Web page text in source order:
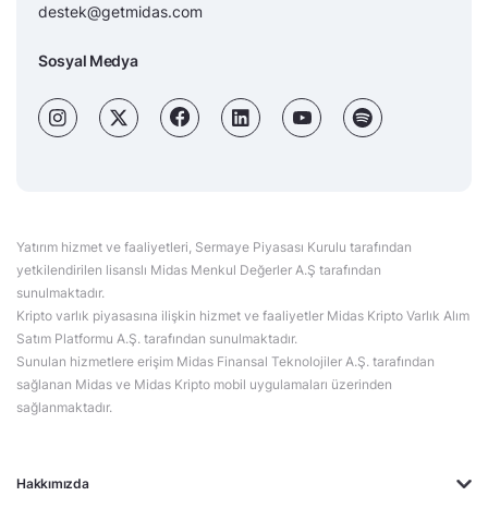
Hakkımızda
destek@getmidas.com
Sosyal Medya
Yatırım hizmet ve faaliyetleri, Sermaye Piyasası Kurulu tarafından
yetkilendirilen lisanslı Midas Menkul Değerler A.Ş tarafından
sunulmaktadır.
Kripto varlık piyasasına ilişkin hizmet ve faaliyetler Midas Kripto Varlık Alım
Satım Platformu A.Ş. tarafından sunulmaktadır.
Sunulan hizmetlere erişim Midas Finansal Teknolojiler A.Ş. tarafından
sağlanan Midas ve Midas Kripto mobil uygulamaları üzerinden
sağlanmaktadır.